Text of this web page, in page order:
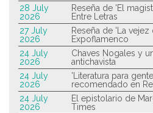
28 July
2026
Reseña de 'El
Entre Letras
27 July
2026
Reseña de 'La
Expoflamenco
24 July
2026
Chaves Nogales y
antichavista
24 July
2026
'Literatura para
recomendado en
24 July
2026
El epistolario de
Times